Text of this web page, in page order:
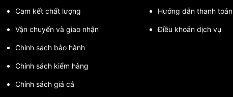
khí.
bạn yên tâm làm việc trong môi trường nhiều bụi và ô nhiễm.
Cam kết chất lượng
Vận chuyển và giao nhận
Chính sách bảo hành
Chính sách kiểm hàng
Chính sách giá cả
Hướng dẫn thanh toán
Điều khoản dịch vụ